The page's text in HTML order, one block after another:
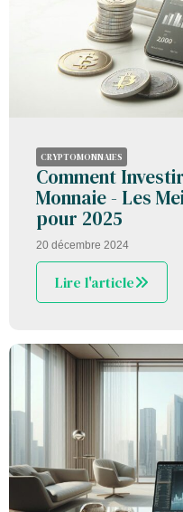
CRYPTOMONNAIES
Comment
Monnaie - Les
pour 2025
20 décembre 2024
Lire l'article